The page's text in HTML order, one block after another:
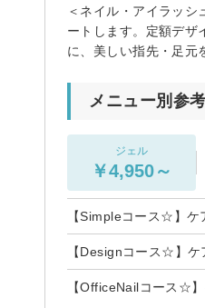
＜ネイル・アイラッ
ートします。定額デ
に、美しい指先・足元
メニュー別参
ジェル
￥4,950～
【Simpleコース☆】ケ
【Designコース☆】
【OfficeNailコース☆